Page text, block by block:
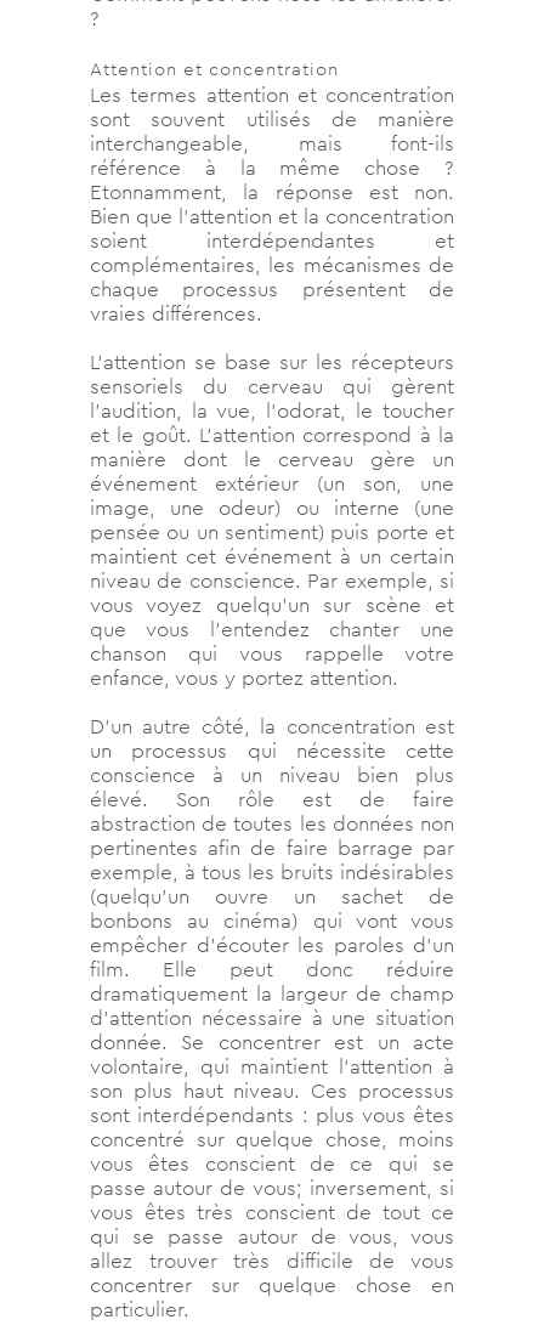
?
Attention et concentration
Les termes attention et concentration
sont souvent utilisés de manière
interchangeable, mais font-ils
référence à la même chose ?
Etonnamment, la réponse est non.
Bien que l’attention et la concentration
soient interdépendantes et
complémentaires, les mécanismes de
chaque processus présentent de
vraies différences.
L’attention se base sur les récepteurs
sensoriels du cerveau qui gèrent
l’audition, la vue, l’odorat, le toucher
et le goût. L’attention correspond à la
manière dont le cerveau gère un
événement extérieur (un son, une
image, une odeur) ou interne (une
pensée ou un sentiment) puis porte et
maintient cet événement à un certain
niveau de conscience. Par exemple, si
vous voyez quelqu’un sur scène et
que vous l’entendez chanter une
chanson qui vous rappelle votre
enfance, vous y portez attention.
D’un autre côté, la concentration est
un processus qui nécessite cette
conscience à un niveau bien plus
élevé. Son rôle est de faire
abstraction de toutes les données non
pertinentes afin de faire barrage par
exemple, à tous les bruits indésirables
(quelqu’un ouvre un sachet de
bonbons au cinéma) qui vont vous
empêcher d’écouter les paroles d’un
film. Elle peut donc réduire
dramatiquement la largeur de champ
d’attention nécessaire à une situation
donnée. Se concentrer est un acte
volontaire, qui maintient l’attention à
son plus haut niveau. Ces processus
sont interdépendants : plus vous êtes
concentré sur quelque chose, moins
vous êtes conscient de ce qui se
passe autour de vous; inversement, si
vous êtes très conscient de tout ce
qui se passe autour de vous, vous
allez trouver très difficile de vous
concentrer sur quelque chose en
particulier.